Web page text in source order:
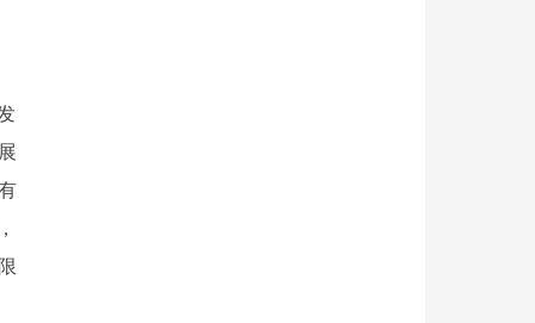
下机组谐振主动抑制方法（见图8），实现对系统模态的动态调整
法（见图9），实现了风电机组调频控制。